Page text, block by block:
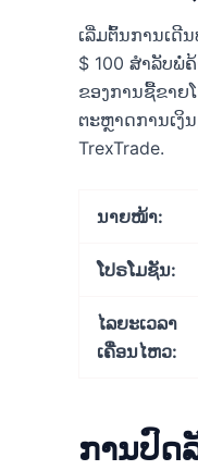
ເລີ່ມຕົ້ນການເດີ
$ 100 ສໍາລັບພໍ່
ຂອງການຊື້ຂາຍ
ຕະຫຼາດການເງິ
TrexTrade.
ນາຍໜ້າ:
ໂປຣໂມຊັນ:
ໄລຍະເວລາ
ເຄື່ອນໄຫວ:
ການປົດ